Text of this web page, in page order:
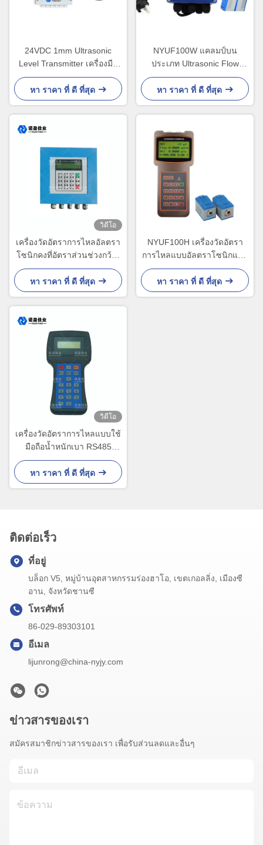
24VDC 1mm Ultrasonic
Level Transmitter เครื่องมือ
เชื่อมต่อน้ำโคลน
หา ราคา ที่ ดี ที่สุด
NYUF100W แคลมป์บน
ประเภท Ultrasonic Flow
Meter สําหรับการวัดการไหล
และความร้อน
หา ราคา ที่ ดี ที่สุด
วิดีโอ
เครื่องวัดอัตราการไหลอัลตรา
โซนิกคงที่อัตราส่วนช่วงกว้าง
ความแม่นยำสูง NYCL - 100G
หา ราคา ที่ ดี ที่สุด
NYUF100H เครื่องวัดอัตรา
การไหลแบบอัลตราโซนิกแบบ
มือถือสำหรับท่อขนาด DN32
ถึง DN6000
หา ราคา ที่ ดี ที่สุด
วิดีโอ
เครื่องวัดอัตราการไหลแบบใช้
มือถือน้ำหนักเบา RS485
NYCL - 100A Type
หา ราคา ที่ ดี ที่สุด
ติดต่อเร็ว
ที่อยู่
บล็อก V5, หมู่บ้านอุตสาหกรรมร่องฮาโอ, เขตเกอลลิ่ง, เมืองซี
อาน, จังหวัดชานซี
โทรศัพท์
86-029-89303101
อีเมล
lijunrong@china-nyjy.com
ข่าวสารของเรา
สมัครสมาชิกข่าวสารของเรา เพื่อรับส่วนลดและอื่นๆ